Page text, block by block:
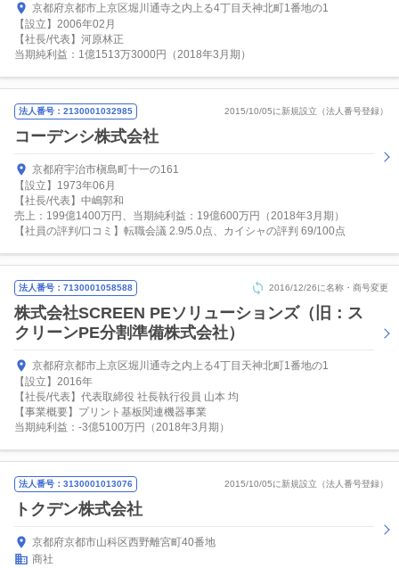
京都府京都市上京区堀川通寺之内上る4丁目天神北町1番地の1
【設立】2006年02月
【社長/代表】河原林正
当期純利益：1億1513万3000円（2018年3月期）
法人番号：2130001032985 2015/10/05に新規設立（法人番号登録）
コーデンシ株式会社
京都府宇治市槇島町十一の161
【設立】1973年06月
【社長/代表】中嶋郭和
売上：199億1400万円、当期純利益：19億600万円（2018年3月期）
【社員の評判/口コミ】転職会議 2.9/5.0点、カイシャの評判 69/100点
法人番号：7130001058588 2016/12/26に名称・商号変更
株式会社SCREEN PEソリューションズ（旧：ス
クリーンPE分割準備株式会社）
京都府京都市上京区堀川通寺之内上る4丁目天神北町1番地の1
【設立】2016年
【社長/代表】代表取締役 社長執行役員 山本 均
【事業概要】プリント基板関連機器事業
当期純利益：-3億5100万円（2018年3月期）
法人番号：3130001013076 2015/10/05に新規設立（法人番号登録）
トクデン株式会社
京都府京都市山科区西野離宮町40番地
商社